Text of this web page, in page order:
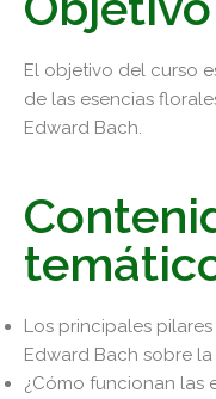
El objetivo del curso
de las esencias
Edward Bach.
Los principales
Edward Bach sobre
¿Cómo funcionan las